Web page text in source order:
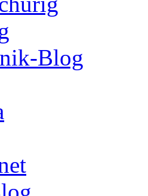
Blog